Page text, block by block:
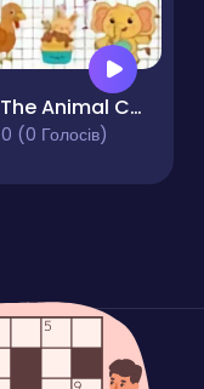
Fill The Animal Color
0 (0 Голосів)